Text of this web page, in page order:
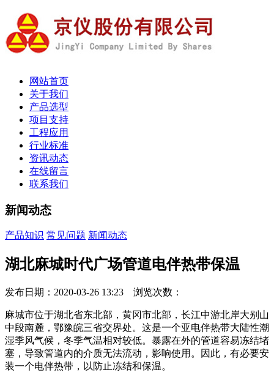
网站首页
关于我们
产品选型
项目支持
工程应用
行业标准
资讯动态
在线留言
联系我们
新闻动态
产品知识 常见问题 新闻动态
湖北麻城时代广场管道电伴热带保温
发布日期：2020-03-26 13:23 浏览次数：
麻城市位于湖北省东北部，黄冈市北部，长江中游北岸大别山
中段南麓，鄂豫皖三省交界处。这是一个亚电伴热带大陆性潮
湿季风气候，冬季气温相对较低。暴露在外的管道容易冻结堵
塞，导致管道内的介质无法流动，影响使用。因此，有必要安
装一个电伴热带，以防止冻结和保温。